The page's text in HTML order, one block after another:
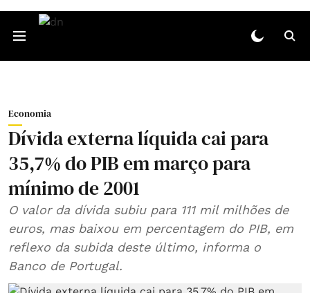
Economia
Dívida externa líquida cai para
35,7% do PIB em março para
mínimo de 2001
O valor da dívida subiu para 111 mil milhões de
euros, mas baixou em percentagem do PIB, em
reflexo da subida deste último, informa o
Banco de Portugal.